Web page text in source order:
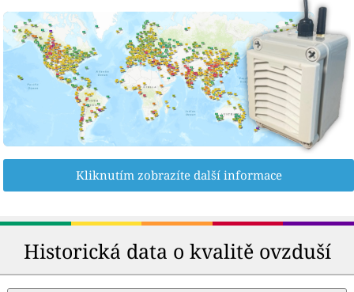
Kliknutím zobrazíte další informace
Historická data o kvalitě ovzduší